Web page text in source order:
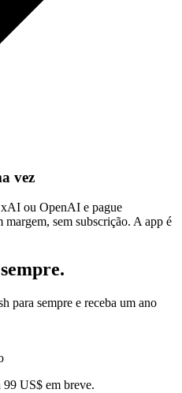
vez
ou OpenAI e pague
sem subscrição. A app é
para sempre e receba um ano
US$ em breve.